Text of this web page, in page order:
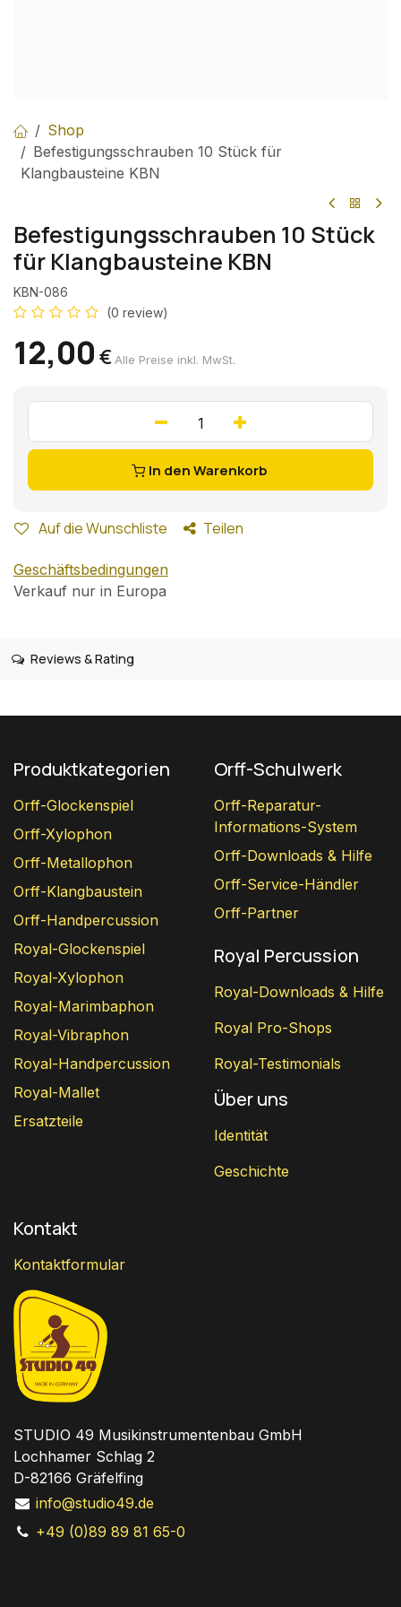
Shop
Befestigungsschrauben 10 Stück für
Klangbausteine KBN
Befestigungsschrauben 10 Stück
für Klangbausteine KBN
KBN-086
(0 review)
12,00 € Alle Preise inkl. MwSt.
In den Warenkorb
Auf die Wunschliste Teilen
Geschäftsbedingungen
Verkauf nur in Europa
Reviews & Rating
Produktkategorien
Orff-Glockenspiel
Orff-Xylophon
Orff-Metallophon
Orff-Klangbaustein
Orff-Handpercussion
Royal-Glockenspiel
Royal-Xylophon
Royal-Marimbaphon
Royal-Vibraphon
Royal-Handpercussion
Royal-Mallet
Ersatzteile
Orff-Schulwerk
Orff-Reparatur-
Informations-System
Orff-Downloads & Hilfe
Orff-Service-Händler
Orff-Partner
Royal Percussion
Royal-Downloads & Hilfe
Royal Pro-Shops
Royal-Testimonials
Über uns
Identität
Geschichte
Kontakt
Kontaktformular
STUDIO 49 Musikinstrumentenbau GmbH
Lochhamer Schlag 2
D-82166 Gräfelfing
info@studio49.de
+49 (0)89 89 81 65-0